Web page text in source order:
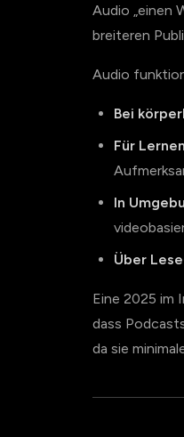
Audio „einen
breiteren
Audio
Bei
Für
In
Über
Eine 2025 im
dass
da sie